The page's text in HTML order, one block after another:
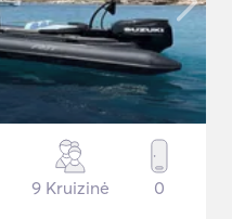
9 Kruizinė 0